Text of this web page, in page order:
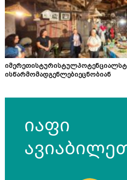
ისწარმომადგენლებიეცნობიან